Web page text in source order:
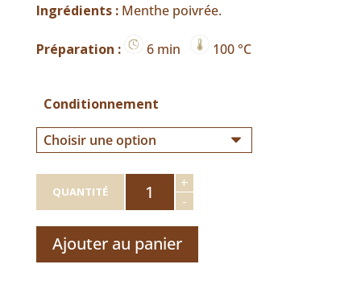
Ingrédients :Menthe poivrée.
Préparation : 6 min 100 °C
Conditionnement
QUANTITÉ
-
quantité
Dammann
Tisane
Menthe
Poivrée
+
Ajouter au panier